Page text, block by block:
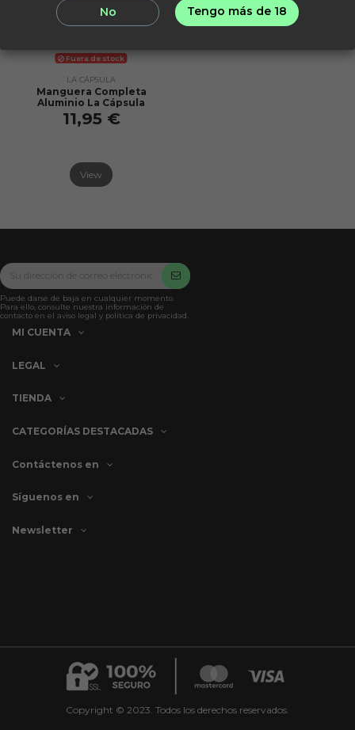
Fuera de stock
LA CÁPSULA
Manguera Completa
Aluminio La Cápsula
11,95 €
View
Puede darse de baja en cualquier momento.
Para ello, consulte nuestra información de
contacto en el aviso legal y política de privacidad.
MI CUENTA
LEGAL
TIENDA
CATEGORÍAS DESTACADAS
Contáctenos en
No Tengo más de 18
Síguenos en
Newsletter
Copyright © 2023. Todos los derechos reservados.